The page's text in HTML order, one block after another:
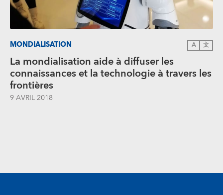
MONDIALISATION A 文
La mondialisation aide à diffuser les
connaissances et la technologie à travers les
frontières
9 AVRIL 2018